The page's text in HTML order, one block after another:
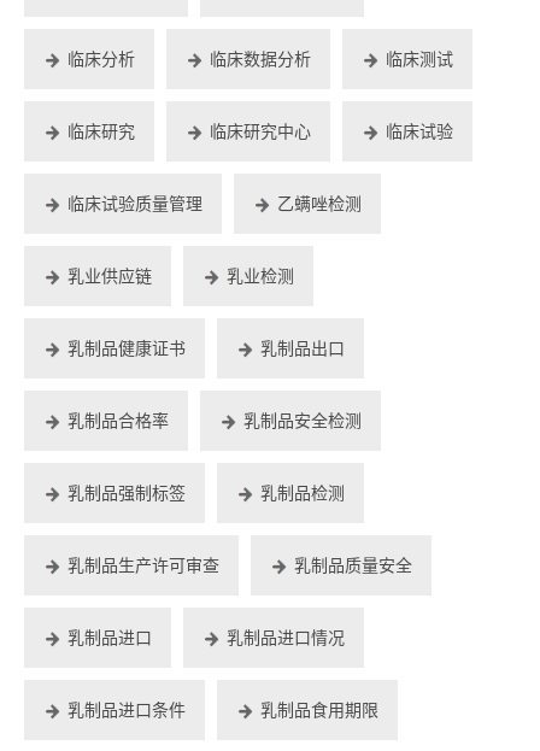
临床分析 临床数据分析 临床测试
临床研究 临床研究中心 临床试验
临床试验质量管理 乙螨唑检测
乳业供应链 乳业检测
乳制品健康证书 乳制品出口
乳制品合格率 乳制品安全检测
乳制品强制标签 乳制品检测
乳制品生产许可审查 乳制品质量安全
乳制品进口 乳制品进口情况
乳制品进口条件 乳制品食用期限